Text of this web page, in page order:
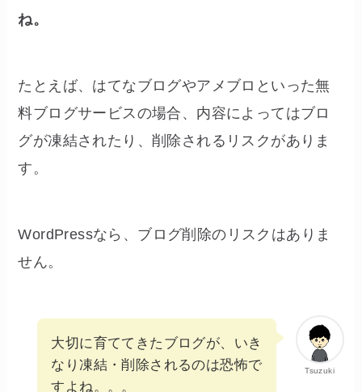
ね。
たとえば、はてなブログやアメブロといった無
料ブログサービスの場合、内容によってはブロ
グが凍結されたり、削除されるリスクがありま
す。
WordPressなら、ブログ削除のリスクはありま
せん。
Tsuzuki
大切に育ててきたブログが、いき
なり凍結・削除されるのは恐怖で
すよね。。。